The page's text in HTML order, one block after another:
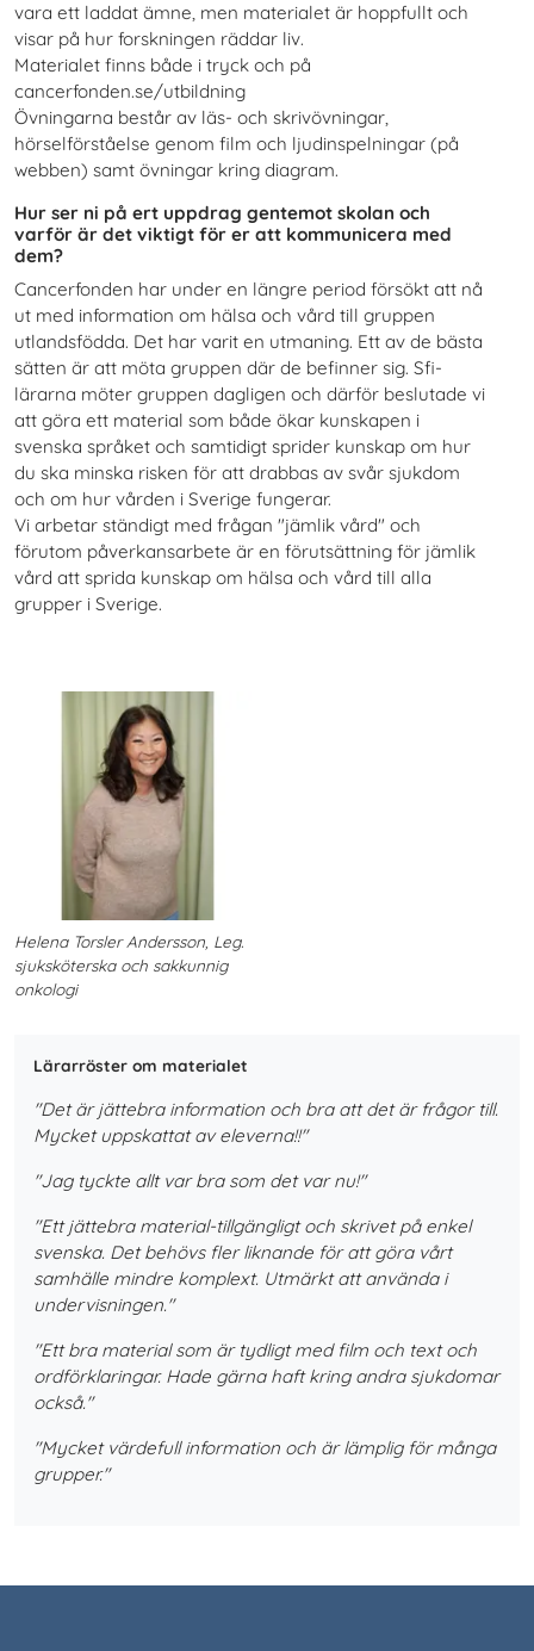
vara ett laddat ämne, men materialet är hoppfullt och
visar på hur forskningen räddar liv.
Materialet finns både i tryck och på
cancerfonden.se/utbildning
Övningarna består av läs- och skrivövningar,
hörselförståelse genom film och ljudinspelningar (på
webben) samt övningar kring diagram.
Hur ser ni på ert uppdrag gentemot skolan och
varför är det viktigt för er att kommunicera med
dem?
Cancerfonden har under en längre period försökt att nå
ut med information om hälsa och vård till gruppen
utlandsfödda. Det har varit en utmaning. Ett av de bästa
sätten är att möta gruppen där de befinner sig. Sfi-
lärarna möter gruppen dagligen och därför beslutade vi
att göra ett material som både ökar kunskapen i
svenska språket och samtidigt sprider kunskap om hur
du ska minska risken för att drabbas av svår sjukdom
och om hur vården i Sverige fungerar.
Vi arbetar ständigt med frågan "jämlik vård" och
förutom påverkansarbete är en förutsättning för jämlik
vård att sprida kunskap om hälsa och vård till alla
grupper i Sverige.
Helena Torsler Andersson, Leg.
sjuksköterska och sakkunnig
onkologi
Lärarröster om materialet
"Det är jättebra information och bra att det är frågor till.
Mycket uppskattat av eleverna!!"
"Jag tyckte allt var bra som det var nu!"
"Ett jättebra material-tillgängligt och skrivet på enkel
svenska. Det behövs fler liknande för att göra vårt
samhälle mindre komplext. Utmärkt att använda i
undervisningen."
"Ett bra material som är tydligt med film och text och
ordförklaringar. Hade gärna haft kring andra sjukdomar
också."
"Mycket värdefull information och är lämplig för många
grupper."